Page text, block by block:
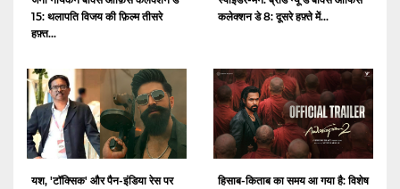
15: थलापति विजय की फ़िल्म तीसरे
हफ़्त...
कलेक्शन डे 8: दूसरे हफ़्ते में...
यश, 'टॉक्सिक' और पैन-इंडिया रेस पर
हिसाब-किताब का समय आ गया है: विशेष